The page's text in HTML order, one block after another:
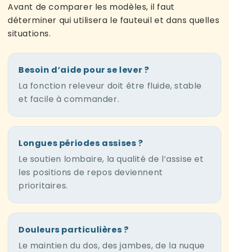
Avant de comparer les modèles, il faut
déterminer qui utilisera le fauteuil et dans quelles
situations.
Besoin d’aide pour se lever ?
La fonction releveur doit être fluide, stable
et facile à commander.
Longues périodes assises ?
Le soutien lombaire, la qualité de l’assise et
les positions de repos deviennent
prioritaires.
Douleurs particulières ?
Le maintien du dos, des jambes, de la nuque